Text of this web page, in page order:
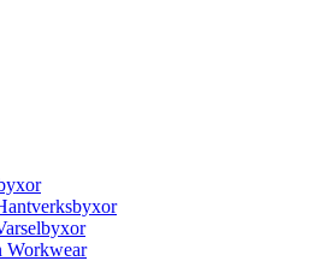
Workwear